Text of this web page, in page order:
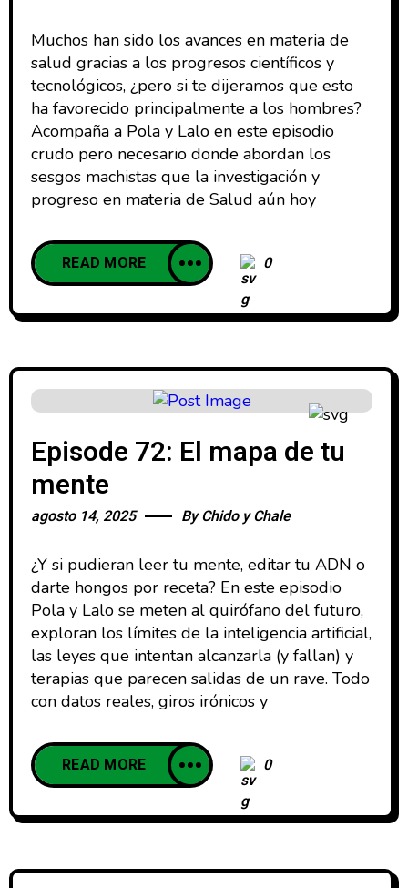
Muchos han sido los avances en materia de
salud gracias a los progresos científicos y
tecnológicos, ¿pero si te dijeramos que esto
ha favorecido principalmente a los hombres?
Acompaña a Pola y Lalo en este episodio
crudo pero necesario donde abordan los
sesgos machistas que la investigación y
progreso en materia de Salud aún hoy
READ MORE 0
Episode 72: El mapa de tu
mente
agosto 14, 2025 ByChido y Chale
¿Y si pudieran leer tu mente, editar tu ADN o
darte hongos por receta? En este episodio
Pola y Lalo se meten al quirófano del futuro,
exploran los límites de la inteligencia artificial,
las leyes que intentan alcanzarla (y fallan) y
terapias que parecen salidas de un rave. Todo
con datos reales, giros irónicos y
READ MORE 0